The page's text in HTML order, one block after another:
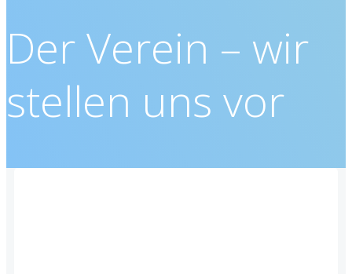
Der Verein – wir
stellen uns vor